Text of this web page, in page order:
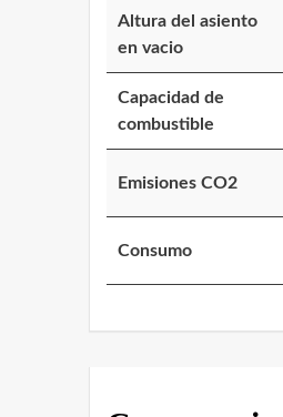
Altura del asiento
en vacio
Capacidad de
combustible
Emisiones CO2
Consumo